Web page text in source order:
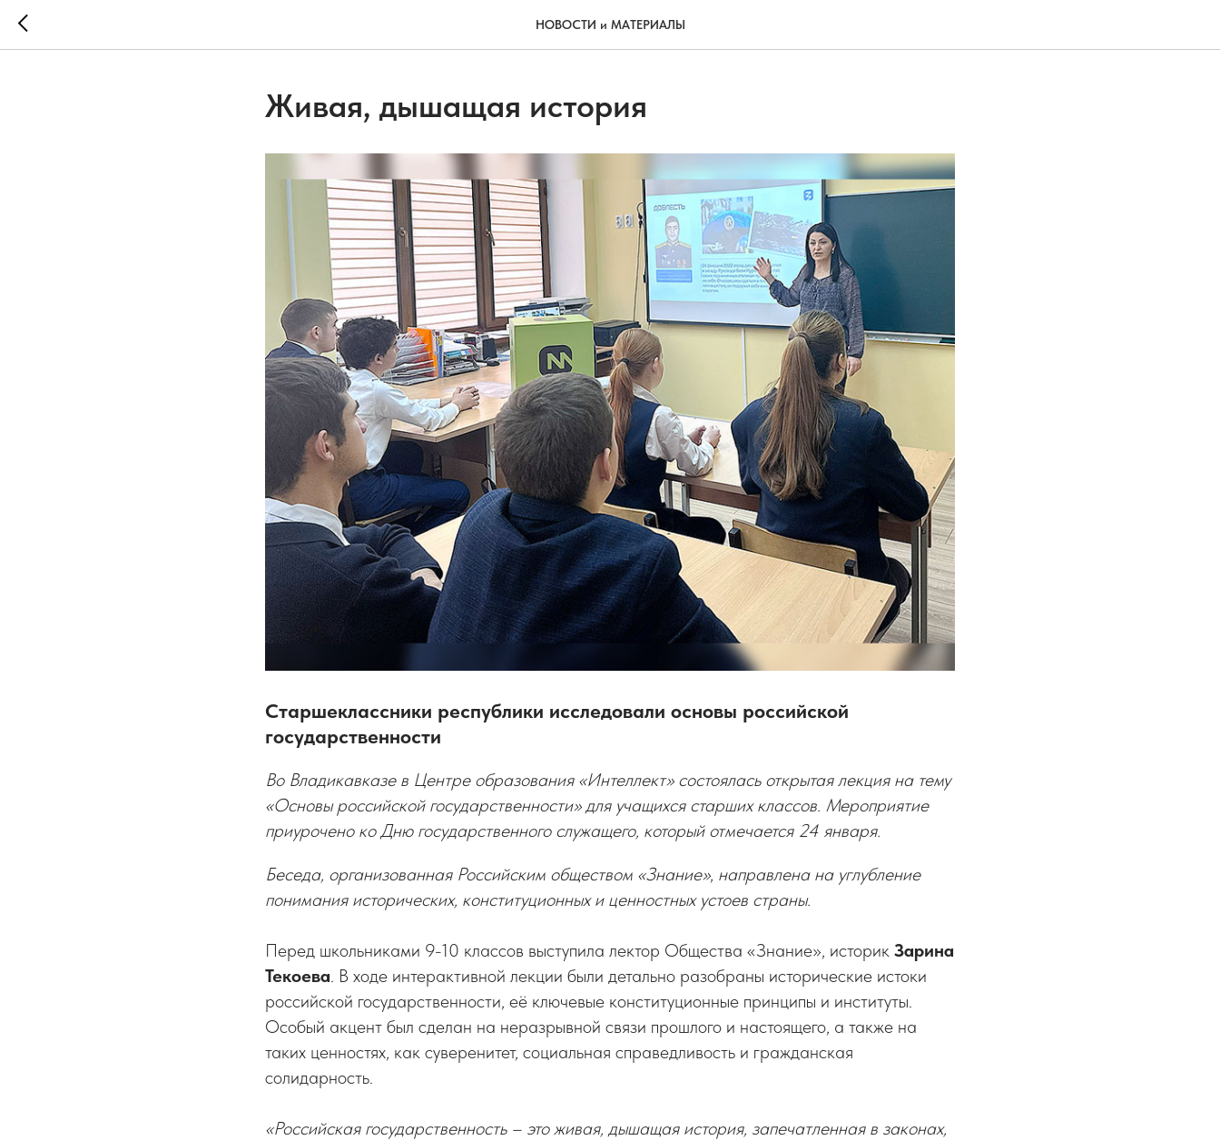
НОВОСТИ и МАТЕРИАЛЫ
Живая, дышащая история
Старшеклассники республики исследовали основы российской
государственности
Во Владикавказе в Центре образования «Интеллект» состоялась открытая лекция на тему
«Основы российской государственности» для учащихся старших классов. Мероприятие
приурочено ко Дню государственного служащего, который отмечается 24 января.
Беседа, организованная Российским обществом «Знание», направлена на углубление
понимания исторических, конституционных и ценностных устоев страны.
Перед школьниками 9-10 классов выступила лектор Общества «Знание», историк Зарина
Текоева. В ходе интерактивной лекции были детально разобраны исторические истоки
российской государственности, её ключевые конституционные принципы и институты.
Особый акцент был сделан на неразрывной связи прошлого и настоящего, а также на
таких ценностях, как суверенитет, социальная справедливость и гражданская
солидарность.
«Российская государственность – это живая, дышащая история, запечатленная в законах,